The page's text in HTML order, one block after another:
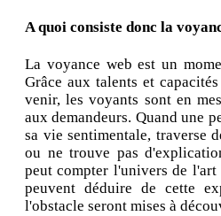
A quoi consiste donc la
La voyance web est un
Grâce aux talents et
venir, les voyants sont en
aux demandeurs. Quand une
sa vie sentimentale, traverse
ou ne trouve pas
peut compter l'univers de
peuvent déduire de cette
l'obstacle seront mises à